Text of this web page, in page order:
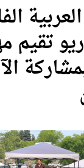
تقيم